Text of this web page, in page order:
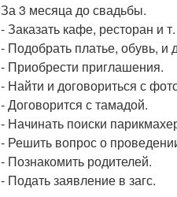
За 3 месяца до свадьбы.
- Заказать кафе, ресторан и
- Подобрать платье, обувь,
- Приобрести приглашения.
- Найти и договориться с
- Договорится с тамадой.
- Начинать поиски
- Решить вопрос о
- Познакомить родителей.
- Подать заявление в загс.